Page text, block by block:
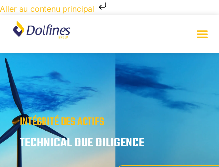
Aller au contenu principal
INTÉGRITÉ DES ACTIFS
TECHNICAL DUE DILIGENCE